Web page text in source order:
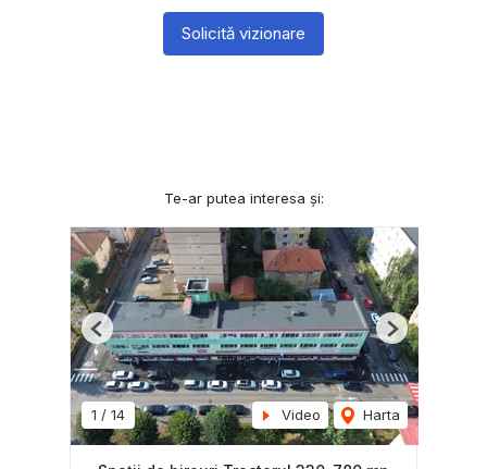
Solicită vizionare
Te-ar putea interesa și:
1 / 14 Video Harta
Previous Next